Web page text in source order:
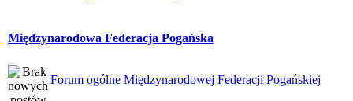
Międzynarodowa Federacja Pogańska
Forum ogólne Międzynarodowej Federacji Pogańskiej